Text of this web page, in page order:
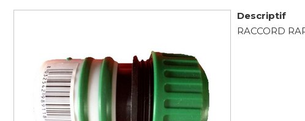
Descriptif
RACCORD